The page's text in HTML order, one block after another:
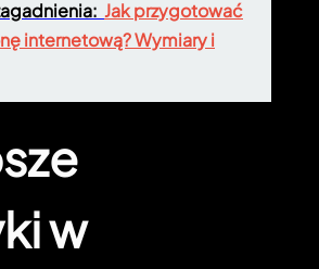
Jak przygotować
internetową? Wymiary i
w